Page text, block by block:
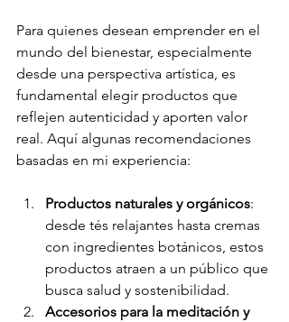
Para quienes desean emprender en el
mundo del bienestar, especialmente
desde una perspectiva artística, es
fundamental elegir productos que
reflejen autenticidad y aporten valor
real. Aquí algunas recomendaciones
basadas en mi experiencia:
Productos naturales y orgánicos:
desde tés relajantes hasta cremas
con ingredientes botánicos, estos
productos atraen a un público que
busca salud y sostenibilidad.
Accesorios para la meditación y